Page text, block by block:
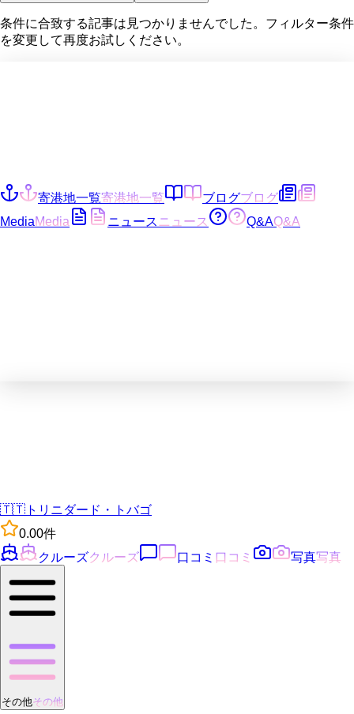
条件に合致する記事は見つかりませんでした。フィルター条件
を変更して再度お試しください。
寄港地一覧寄港地一覧 ブログブログ
MediaMedia ニュース ニュース Q&AQ&A
🇹🇹 トリニダード・トバゴ
0.00件
クルーズクルーズ 口コミ 口コミ 写真写真
その他その他